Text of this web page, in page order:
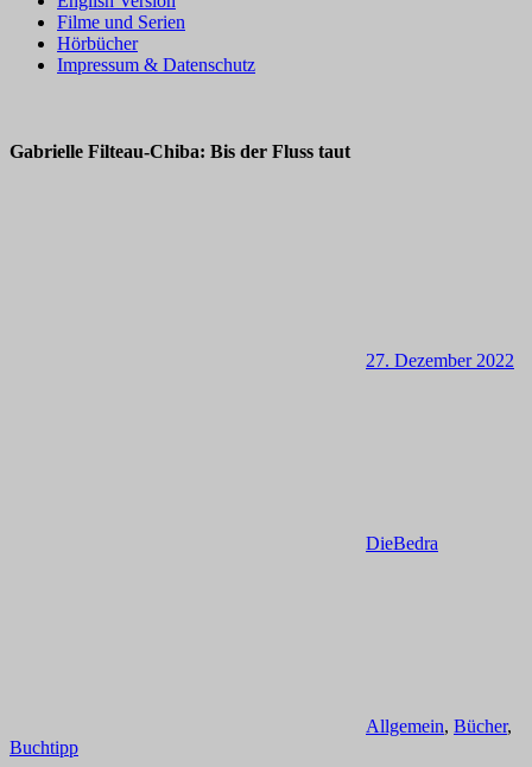
Filme und Serien
Hörbücher
Impressum & Datenschutz
Gabrielle Filteau-Chiba: Bis der Fluss taut
27. Dezember 2022
DieBedra
Allgemein, Bücher,
Buchtipp